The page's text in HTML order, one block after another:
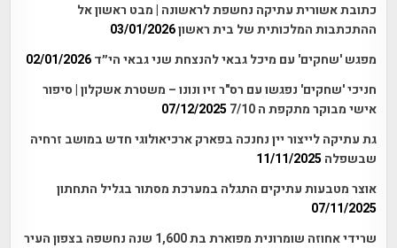
כתובת אשורית עתיקה נחשפת לראשונה | מבט ראשון אל
ההתכתבות המלכותית של בית ראשון03/01/2026
מפגש 'שחקים' עם מיכל גבאי להנצחת שני גבאי הי״ד 02/01/2026
חניכי 'שחקים' נפגשו עם רס"ר זיו ונונו – משטרת אשקלון | סיפור
אישי מבוקר מתקפת ה 7/10
07/12/2025
גת עתיקה לייצור יין נחנכה בפארק ארכיאולוגי חדש במושב זרחיה
שבשפלה 11/11/2025
אוצר מטבעות עתיקים התגלה במערכת מסתור בגליל התחתון
07/11/2025
שרידי אחוזה שומרונית מפוארת בת 1,600 שנה נחשפה בצפון העיר